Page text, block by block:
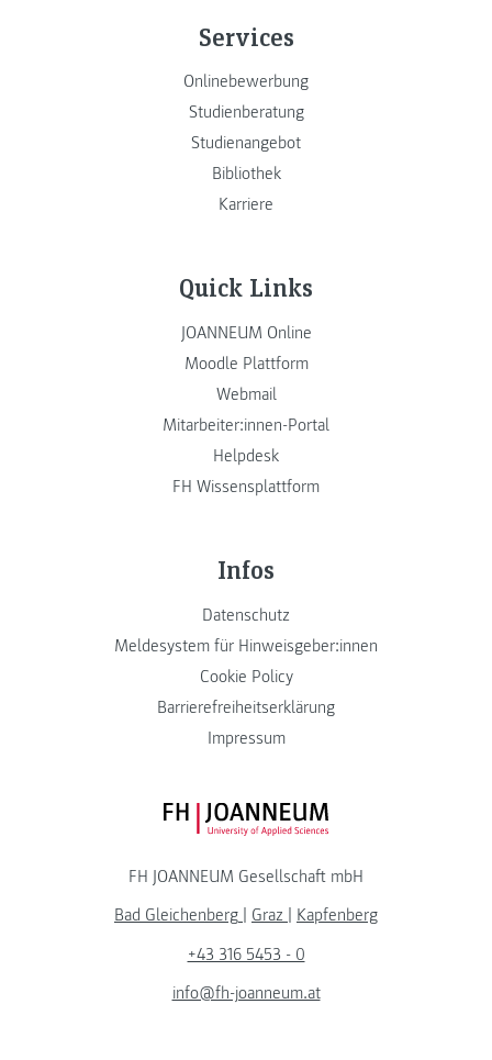
Services
Onlinebewerbung
Studienberatung
Studienangebot
Bibliothek
Karriere
Quick Links
JOANNEUM Online
Moodle Plattform
Webmail
Mitarbeiter:innen-Portal
Helpdesk
FH Wissensplattform
Infos
Datenschutz
Meldesystem für Hinweisgeber:innen
Cookie Policy
Barrierefreiheitserklärung
Impressum
FH JOANNEUM Logo
FH JOANNEUM Gesellschaft mbH
Bad Gleichenberg
Graz
Kapfenberg
+43 316 5453 - 0
info@fh-joanneum.at